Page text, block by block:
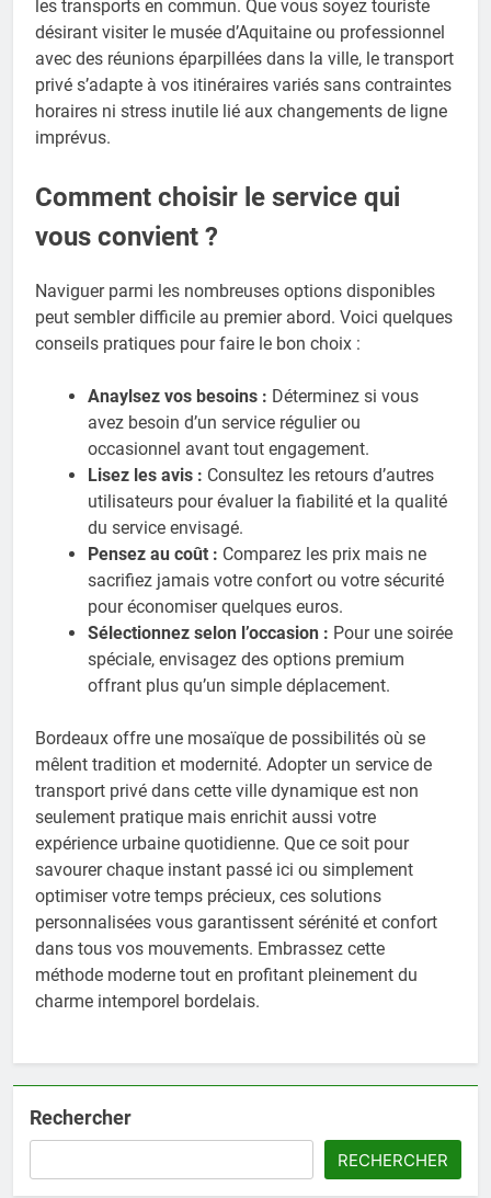
les transports en commun. Que vous soyez touriste
désirant visiter le musée d’Aquitaine ou professionnel
avec des réunions éparpillées dans la ville, le transport
privé s’adapte à vos itinéraires variés sans contraintes
horaires ni stress inutile lié aux changements de ligne
imprévus.
Comment choisir le service qui
vous convient ?
Naviguer parmi les nombreuses options disponibles
peut sembler difficile au premier abord. Voici quelques
conseils pratiques pour faire le bon choix :
Anaylsez vos besoins : Déterminez si vous
avez besoin d’un service régulier ou
occasionnel avant tout engagement.
Lisez les avis : Consultez les retours d’autres
utilisateurs pour évaluer la fiabilité et la qualité
du service envisagé.
Pensez au coût : Comparez les prix mais ne
sacrifiez jamais votre confort ou votre sécurité
pour économiser quelques euros.
Sélectionnez selon l’occasion : Pour une soirée
spéciale, envisagez des options premium
offrant plus qu’un simple déplacement.
Bordeaux offre une mosaïque de possibilités où se
mêlent tradition et modernité. Adopter un service de
transport privé dans cette ville dynamique est non
seulement pratique mais enrichit aussi votre
expérience urbaine quotidienne. Que ce soit pour
savourer chaque instant passé ici ou simplement
optimiser votre temps précieux, ces solutions
personnalisées vous garantissent sérénité et confort
dans tous vos mouvements. Embrassez cette
méthode moderne tout en profitant pleinement du
charme intemporel bordelais.
Rechercher
RECHERCHER